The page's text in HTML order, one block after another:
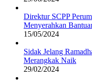
Direktur SCPP
Menyerahkan
15/05/2024
Sidak Jelang
Merangkak Naik
29/02/2024